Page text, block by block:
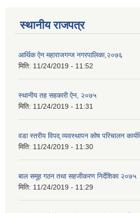
स्थानीय राजपत्र
आर्थिक ऐन महाराजगन्ज नगरपालिका,२०७६
मिति: 11/24/2019 - 11:52
स्थानीय तह सहकारी ऐन, २०७५
मिति: 11/24/2019 - 11:31
वडा स्तरीय विपद् व्यवस्थापन कोष परिचालन
मिति: 11/24/2019 - 11:30
बाल समूह गठन तथा सहजीकरण निर्देशिका २०७५
मिति: 11/24/2019 - 11:29